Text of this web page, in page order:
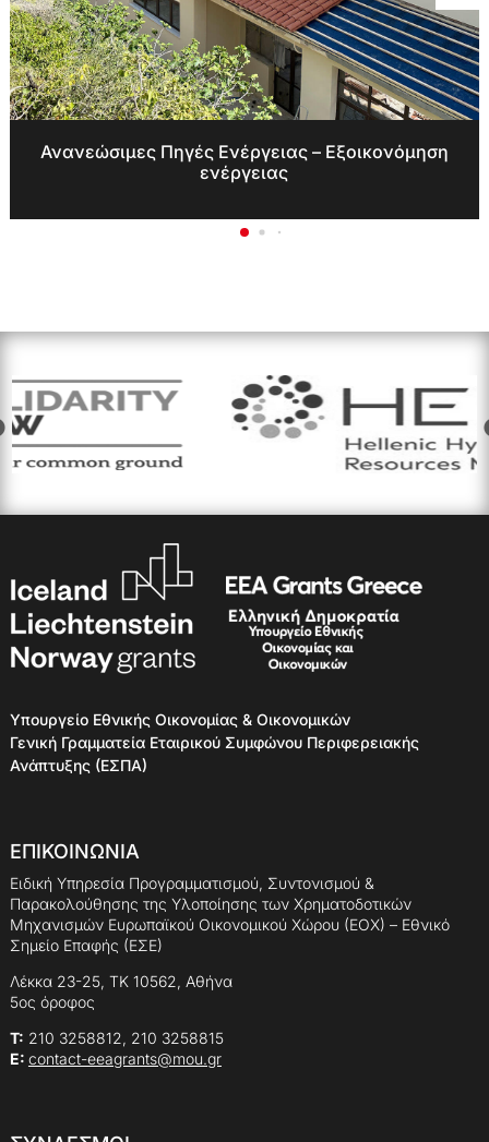
Ανανεώσιμες Πηγές Ενέργειας – Εξοικονόμηση
ενέργειας
Υπουργείο Εθνικής Οικονομίας & Οικονομικών
Γενική Γραμματεία Εταιρικού Συμφώνου Περιφερειακής
Ανάπτυξης (ΕΣΠΑ)
ΕΠΙΚΟΙΝΩΝΙΑ
Ειδική Υπηρεσία Προγραμματισμού, Συντονισμού &
Παρακολούθησης της Υλοποίησης των Χρηματοδοτικών
Μηχανισμών Ευρωπαϊκού Οικονομικού Χώρου (ΕΟΧ) – Εθνικό
Σημείο Επαφής (ΕΣΕ)
Λέκκα 23-25, ΤΚ 10562, Αθήνα
5ος όροφος
Τ: 210 3258812, 210 3258815
E: contact-eeagrants@mou.gr